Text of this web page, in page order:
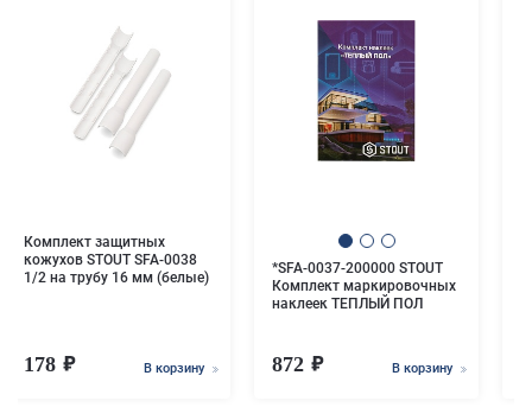
Комплект защитных
кожухов STOUT SFA-0038
1/2 на трубу 16 мм (белые)
178 В корзину
*SFA-0037-200000 STOUT
Комплект маркировочных
наклеек ТЕПЛЫЙ ПОЛ
872 В корзину